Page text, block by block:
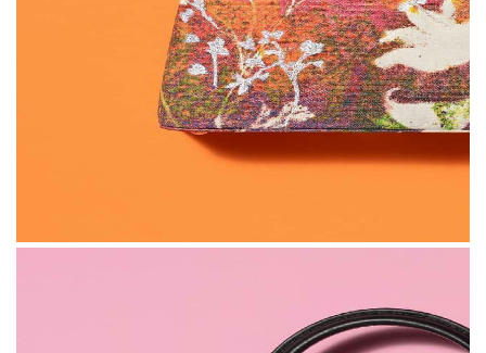
Бренд Louis Vuitton в коллаборации с шестью художниками
выпустил коллекцию сумок Atry Capucines. Над ней